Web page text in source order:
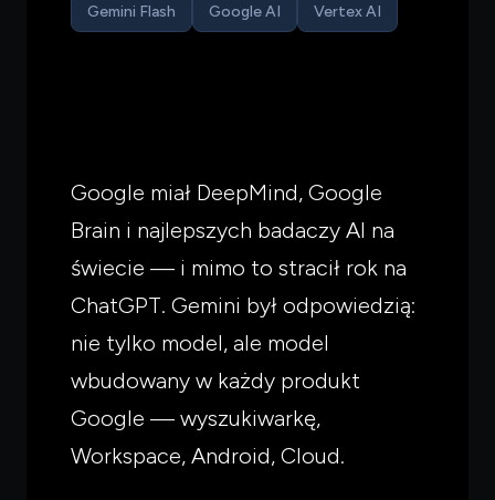
Gemini Flash Google AI Vertex AI
Google miał DeepMind, Google
Brain i najlepszych badaczy AI na
świecie — i mimo to stracił rok na
ChatGPT. Gemini był odpowiedzią:
nie tylko model, ale model
wbudowany w każdy produkt
Google — wyszukiwarkę,
Workspace, Android, Cloud.